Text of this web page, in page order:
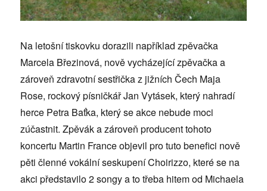
Na letošní tiskovku dorazili například zpěvačka
Marcela Březinová, nově vycházející zpěvačka a
zároveň zdravotní sestřička z jižních Čech Maja
Rose, rockový písničkář Jan Vytásek, který nahradí
herce Petra Baťka, který se akce nebude moci
zúčastnit. Zpěvák a zároveň producent tohoto
koncertu Martin France objevil pro tuto benefici nově
pěti členné vokální seskupení Choirizzo, které se na
akci představilo 2 songy a to třeba hitem od Michaela